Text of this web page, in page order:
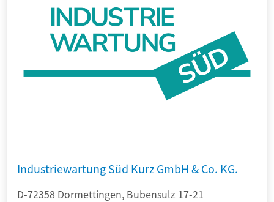
Industriewartung Süd Kurz GmbH & Co. KG.
D-72358 Dormettingen, Bubensulz 17-21